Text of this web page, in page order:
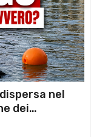
nel
dei